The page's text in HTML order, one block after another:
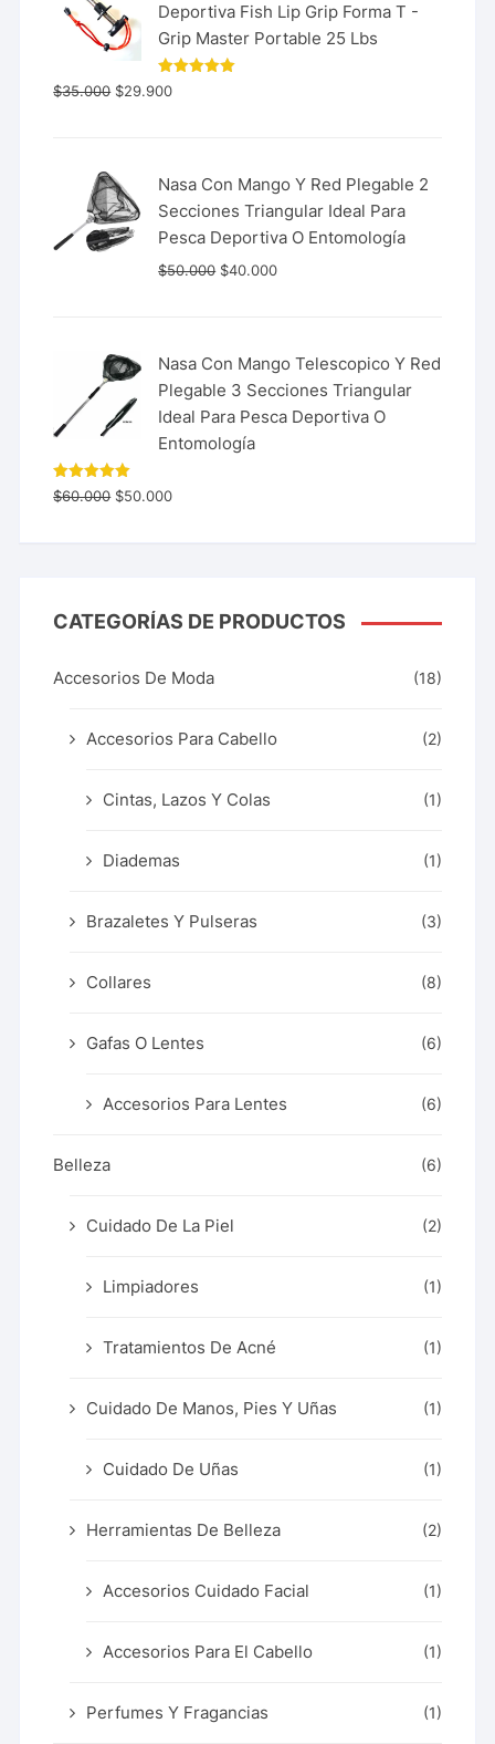
Deportiva Fish Lip Grip Forma T -
Grip Master Portable 25 Lbs
Valorado
con
$35.000 $29.900
Nasa Con Mango Y Red Plegable 2
Secciones Triangular Ideal Para
Pesca Deportiva O Entomología
$50.000 $40.000
Nasa Con Mango Telescopico Y Red
Plegable 3 Secciones Triangular
Ideal Para Pesca Deportiva O
Entomología
Valorado
con 5.00
$60.000 $50.000
CATEGORÍAS DE PRODUCTOS
Accesorios De Moda (18)
Accesorios Para Cabello (2)
Cintas, Lazos Y Colas (1)
Diademas (1)
Brazaletes Y Pulseras (3)
Collares (8)
Gafas O Lentes (6)
Accesorios Para Lentes (6)
Belleza (6)
Cuidado De La Piel (2)
Limpiadores (1)
Tratamientos De Acné (1)
Cuidado De Manos, Pies Y Uñas (1)
Cuidado De Uñas (1)
Herramientas De Belleza (2)
Accesorios Cuidado Facial (1)
Accesorios Para El Cabello (1)
Perfumes Y Fragancias (1)